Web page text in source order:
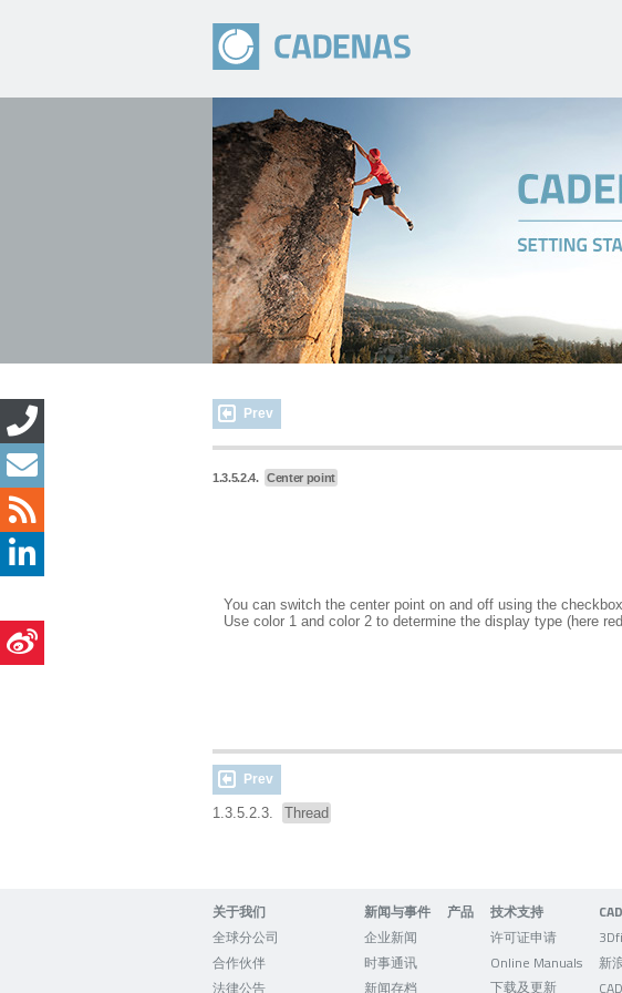
Prev
1.3.5.2.4. Center point
You can switch the center point on and off using the
Use color 1 and color 2 to determine the display type (here
Prev
1.3.5.2.3. Thread
关于我们
全球分公司
合作伙伴
法律公告
新闻与事件
企业新闻
时事通讯
新闻存档
产品 技术支持
许可证申请
Online Manuals
下载及更新
新